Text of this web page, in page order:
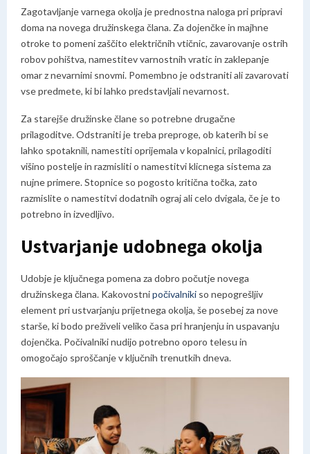
Zagotavljanje varnega okolja je prednostna naloga pri pripravi
doma na novega družinskega člana. Za dojenčke in majhne
otroke to pomeni zaščito električnih vtičnic, zavarovanje ostrih
robov pohištva, namestitev varnostnih vratic in zaklepanje
omar z nevarnimi snovmi. Pomembno je odstraniti ali zavarovati
vse predmete, ki bi lahko predstavljali nevarnost.
Za starejše družinske člane so potrebne drugačne
prilagoditve. Odstraniti je treba preproge, ob katerih bi se
lahko spotaknili, namestiti oprijemala v kopalnici, prilagoditi
višino postelje in razmisliti o namestitvi klicnega sistema za
nujne primere. Stopnice so pogosto kritična točka, zato
razmislite o namestitvi dodatnih ograj ali celo dvigala, če je to
potrebno in izvedljivo.
Ustvarjanje udobnega okolja
Udobje je ključnega pomena za dobro počutje novega
družinskega člana. Kakovostnipočivalniki so nepogrešljiv
element pri ustvarjanju prijetnega okolja, še posebej za nove
starše, ki bodo preživeli veliko časa pri hranjenju in uspavanju
dojenčka. Počivalniki nudijo potrebno oporo telesu in
omogočajo sproščanje v ključnih trenutkih dneva.